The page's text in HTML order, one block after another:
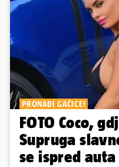
PRONAĐI GAĆICE!
FOTO Coco,
Supruga
se ispred